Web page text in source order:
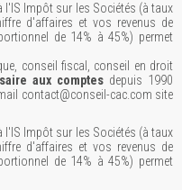
l'IS Impôt sur les Sociétés (à taux
d'affaires et vos revenus de
de 14% à 45%) permet
conseil fiscal, conseil en droit
aux comptes depuis 1990
contact@conseil-cac.com site
l'IS Impôt sur les Sociétés (à taux
d'affaires et vos revenus de
de 14% à 45%) permet